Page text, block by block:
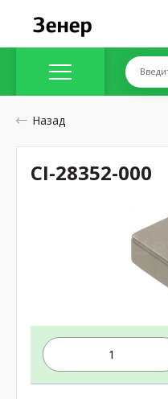
Назад
CI-28352-000